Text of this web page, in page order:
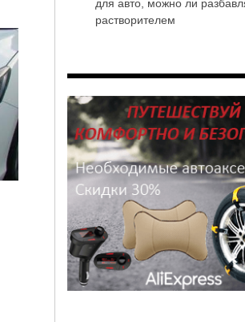
для авто, можно ли
растворителем